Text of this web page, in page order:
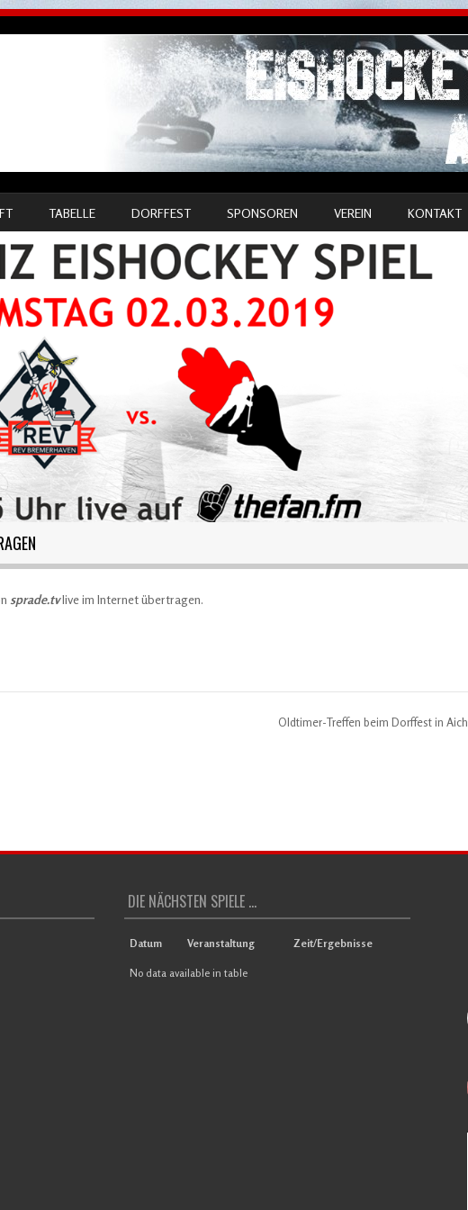
TABELLE DORFFEST SPONSOREN VEREIN KONTAKT
sprade.tvlive im Internet übertragen.
Oldtimer-Treffen beim Dorffest in Aich
DIE NÄCHSTEN SPIELE ...
Datum Veranstaltung Zeit/Ergebnisse
No data available in table